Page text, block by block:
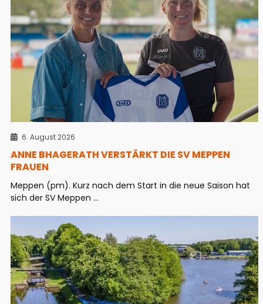
6. August 2026
ANNE BHAGERATH VERSTÄRKT DIE SV MEPPEN
FRAUEN
Meppen (pm). Kurz nach dem Start in die neue Saison hat
sich der SV Meppen ...